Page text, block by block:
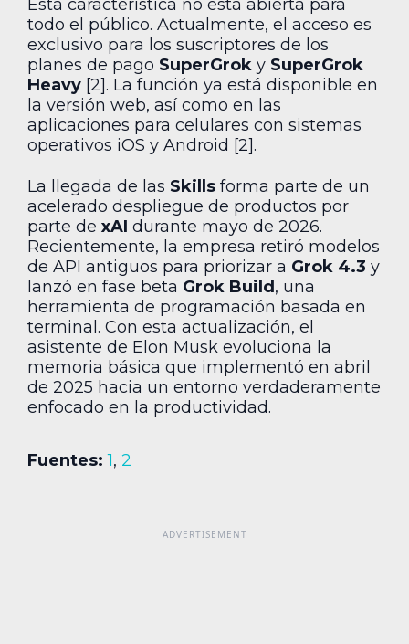
Esta característica no está abierta para
todo el público. Actualmente, el acceso es
exclusivo para los suscriptores de los
planes de pago SuperGrok y SuperGrok
Heavy [2]. La función ya está disponible en
la versión web, así como en las
aplicaciones para celulares con sistemas
operativos iOS y Android [2].
La llegada de las Skills forma parte de un
acelerado despliegue de productos por
parte de xAI durante mayo de 2026.
Recientemente, la empresa retiró modelos
de API antiguos para priorizar a Grok 4.3 y
lanzó en fase beta Grok Build, una
herramienta de programación basada en
terminal. Con esta actualización, el
asistente de Elon Musk evoluciona la
memoria básica que implementó en abril
de 2025 hacia un entorno verdaderamente
enfocado en la productividad.
Fuentes: 1, 2